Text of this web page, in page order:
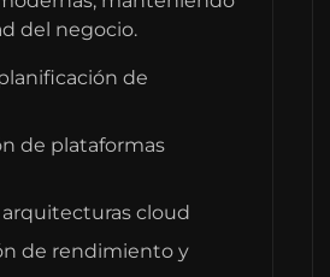
del negocio.
de
de plataformas
arquitecturas cloud
de rendimiento y